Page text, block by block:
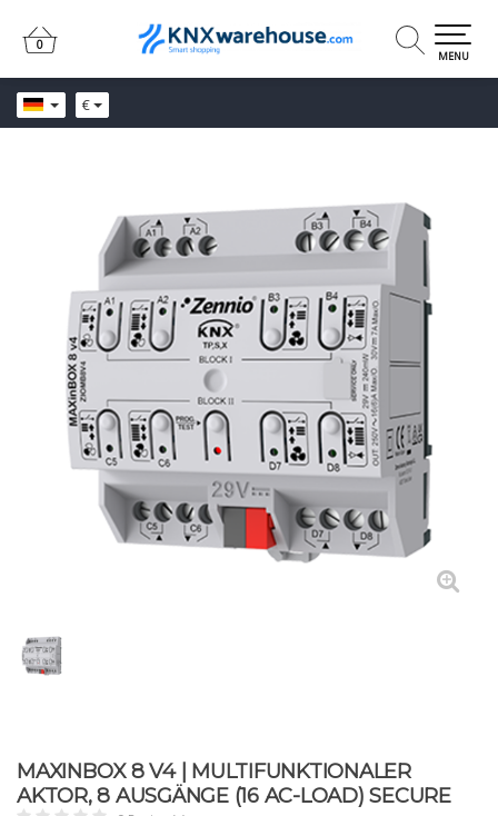
€
0
0
MENU
MAXINBOX 8 V4 | MULTIFUNKTIONALER
AKTOR, 8 AUSGÄNGE (16 AC-LOAD) SECURE